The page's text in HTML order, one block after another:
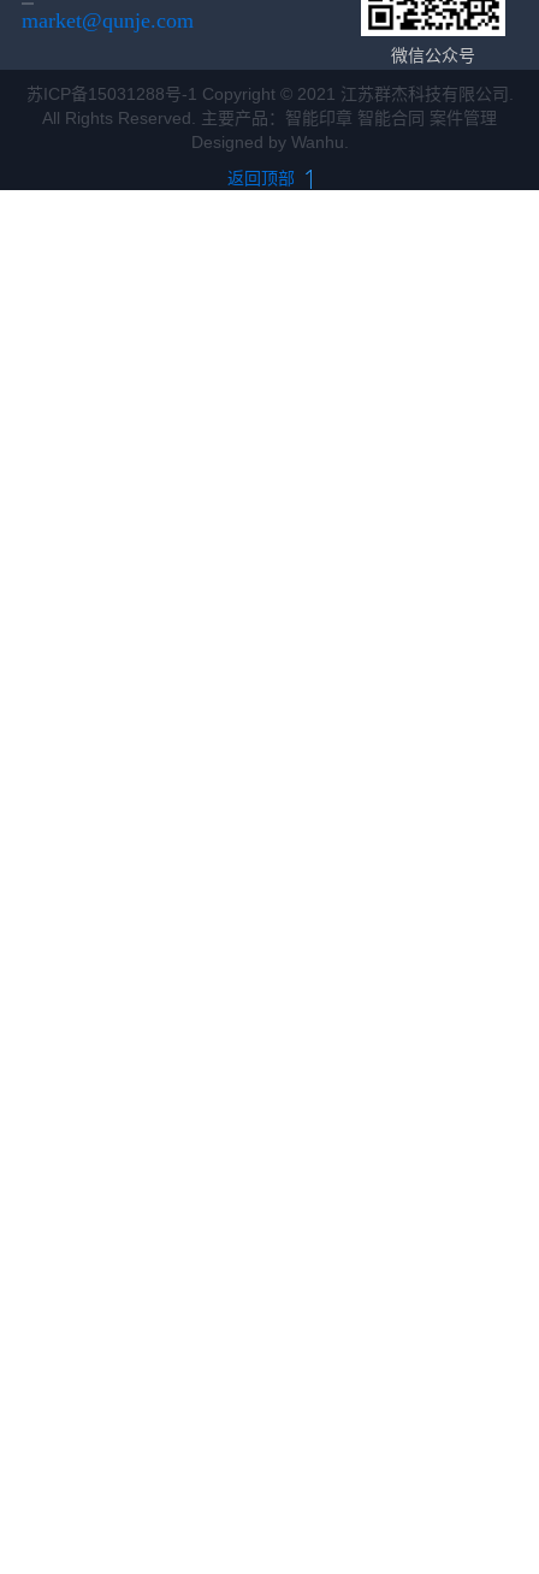
market@qunje.com
微信公众号
苏ICP备15031288号-1 Copyright © 2021 江苏群杰科技有限公司.
All Rights Reserved. 主要产品：智能印章 智能合同 案件管理
Designed by Wanhu
返回顶部